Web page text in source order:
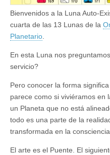
Bienvenidos a la Luna Auto-
cuarta de las 13 Lunas de la
Planetario.
En esta Luna nos
servicio?
Pero conocer la forma
parece como si viviéramos en
un Planeta que no está
todo es una parte de la
transformada en la
El arte es el Puente. El